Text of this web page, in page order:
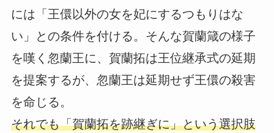
には「王儇以外の女を妃にするつもりはな
い」との条件を付ける。そんな賀蘭箴の様子
を嘆く忽蘭王に、賀蘭拓は王位継承式の延期
を提案するが、忽蘭王は延期せず王儇の殺害
を命じる。
それでも「賀蘭拓を跡継ぎに」という選択肢